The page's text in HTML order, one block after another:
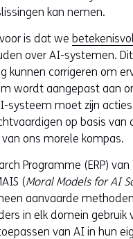
kan nemen.
is dat we
over AI-systemen.
kunnen corrigeren om
wordt aangepast aan
systeem moet zijn
op basis van
ons morele kompas.
Programme (ERP) van
(Moral Models for AI
aanvaarde
in elk domein gebruik
van AI in hun